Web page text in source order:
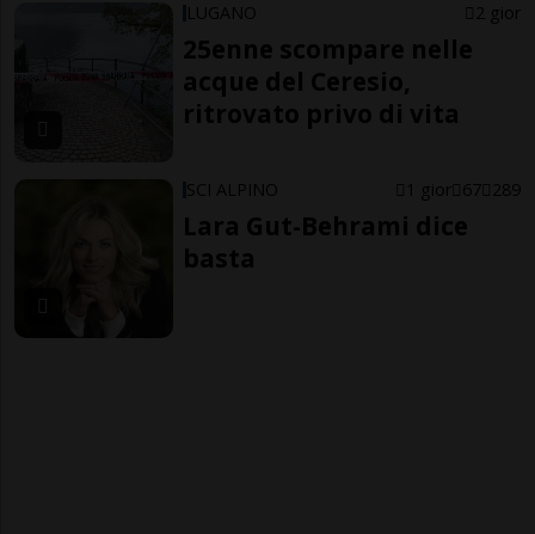
LUGANO 2 gior
25enne scompare nelle
acque del Ceresio,
ritrovato privo di vita
SCI ALPINO 1 gior 67 289
Lara Gut-Behrami dice
basta